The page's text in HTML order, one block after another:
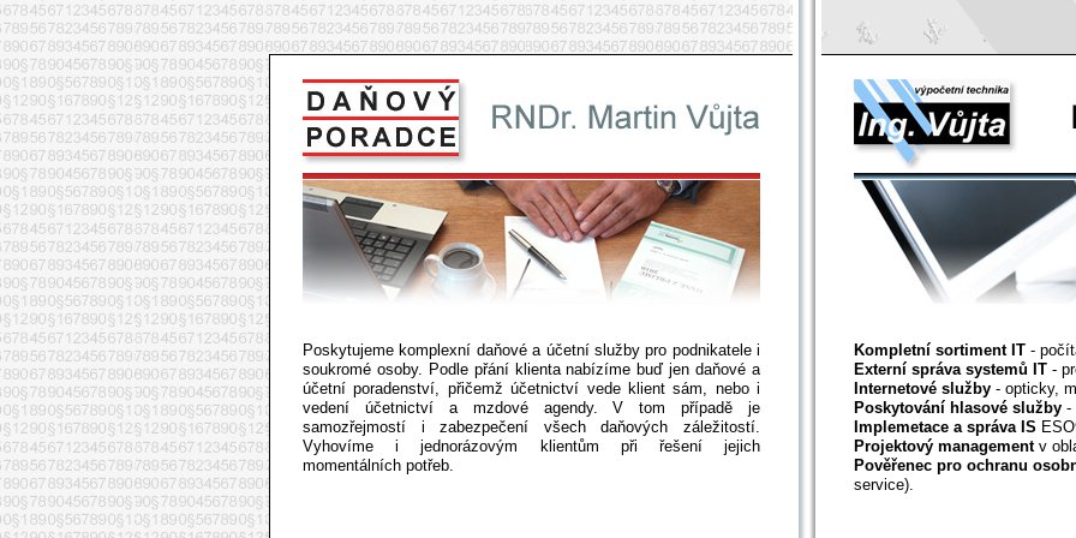
RNDr. Martin Vůjta
Poskytujeme komplexní daňové a účetní služby pro podnikatele i
soukromé osoby. Podle přání klienta nabízíme buď jen daňové a
účetní poradenství, přičemž účetnictví vede klient sám, nebo i
vedení účetnictví a mzdové agendy. V tom případě je
samozřejmostí i zabezpečení všech daňových záležitostí.
Vyhovíme i jednorázovým klientům při řešení jejich
momentálních potřeb.
Kompletní sortiment IT -
Externí správa systemů IT -
Internetové služby - opticky,
Poskytování hlasové služby -
Implemetace a správa IS
Projektový managementv
Pověřenec pro ochranu
service).